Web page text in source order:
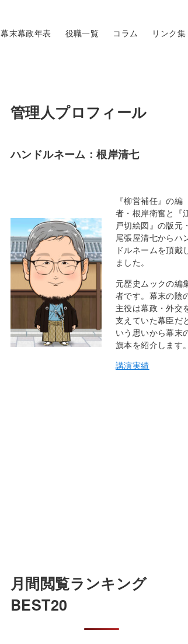
幕末幕政年表 役職一覧 コラム リンク集
管理人プロフィール
ハンドルネーム：根岸清七
『柳営補任』の編
者・根岸衛奮と『
戸切絵図』の版元
尾張屋清七からハ
ドルネームを頂戴
ました。
元歴史ムックの編
者です。幕末の陰
主役は幕政・外交
支えていた幕臣だ
いう思いから幕末
旗本を紹介します
講演実績
月間閲覧ランキング
BEST20